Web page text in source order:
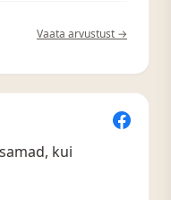
Vaata arvustust →
kui